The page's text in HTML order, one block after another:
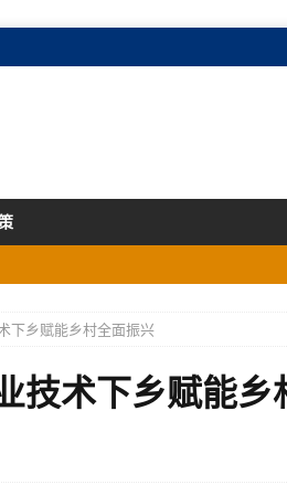
下乡赋能乡村全面振兴
技术下乡赋能乡